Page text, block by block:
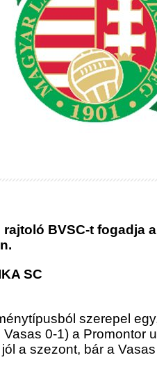
BVSC-t fogadja
SC
szerepel
0-1) a
a szezont, bár a